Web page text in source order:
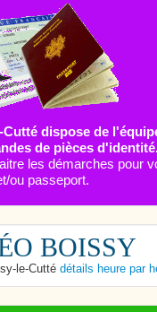
Cutté dispose de
de pièces
les démarches pour
ou passeport.
BOISSY
le-Cutté détails heure par